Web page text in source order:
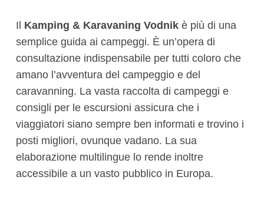
Il Kamping & Karavaning Vodnik è più di una
semplice guida ai campeggi. È un’opera di
consultazione indispensabile per tutti coloro che
amano l’avventura del campeggio e del
caravanning. La vasta raccolta di campeggi e
consigli per le escursioni assicura che i
viaggiatori siano sempre ben informati e trovino i
posti migliori, ovunque vadano. La sua
elaborazione multilingue lo rende inoltre
accessibile a un vasto pubblico in Europa.